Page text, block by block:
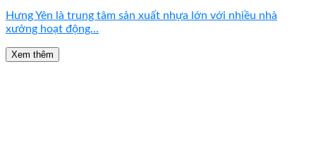
Hưng Yên là trung tâm sản xuất nhựa lớn với nhiều nhà
xưởng hoạt động...
Xem thêm